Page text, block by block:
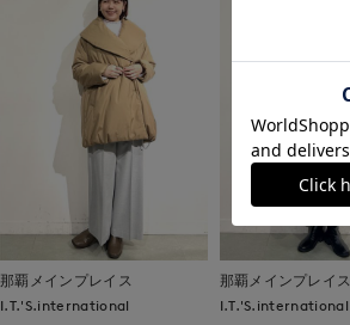
那覇メインプレイス
I.T.'S.international
那覇メインプレイス
I.T.'S.international